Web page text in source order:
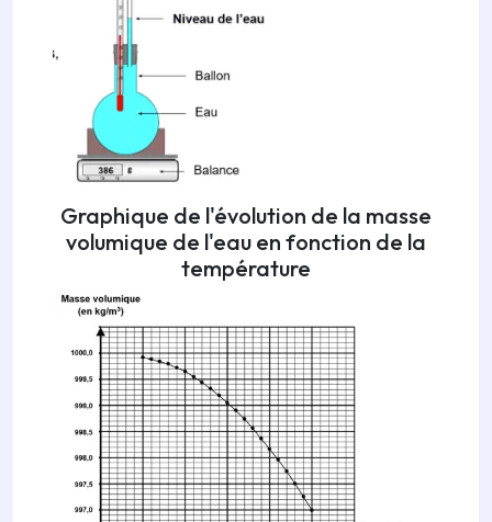
Graphique de l'évolution de la masse
volumique de l'eau en fonction de la
température